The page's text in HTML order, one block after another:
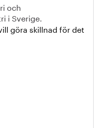
och
i Sverige.
göra skillnad för det